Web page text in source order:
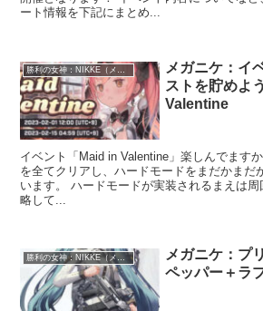
ート情報を下記にまとめ...
勝利の女神：NIKKE（メガニケ）
メガニケ：イ
ストを貯めよ
Valentine
イベント「Maid in Valentine」楽しんでます
を全てクリアし、ハードモードをまだかまだ
います。 ハードモードが実装されるまえは
略して...
勝利の女神：NIKKE（メガニケ）
メガニケ：プ
ペッパー＋ラ